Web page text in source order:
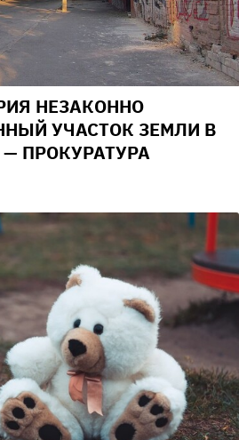
НЕЗАКОННО
УЧАСТОК ЗЕМЛИ В
ПРОКУРАТУРА